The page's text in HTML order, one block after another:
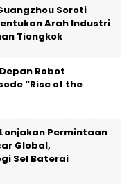
Soroti
Arah Industri
Tiongkok
Robot
“Rise of the
Permintaan
Global,
Sel Baterai